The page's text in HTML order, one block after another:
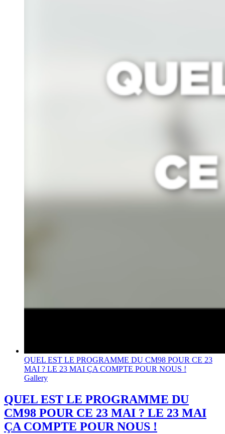
QUEL EST LE PROGRAMME DU CM98 POUR CE 23
MAI ? LE 23 MAI ÇA COMPTE POUR NOUS !
Gallery
QUEL EST LE PROGRAMME DU
CM98 POUR CE 23 MAI ? LE 23 MAI
ÇA COMPTE POUR NOUS !